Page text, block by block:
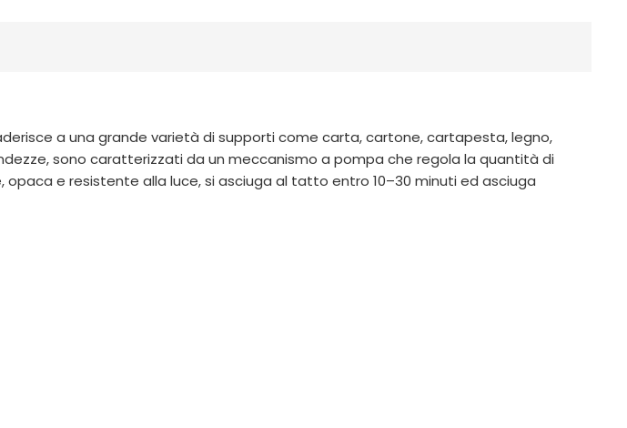
a una grande varietà di supporti come carta, cartone, cartapesta, legno,
sono caratterizzati da un meccanismo a pompa che regola la quantità di
e resistente alla luce, si asciuga al tatto entro 10–30 minuti ed asciuga